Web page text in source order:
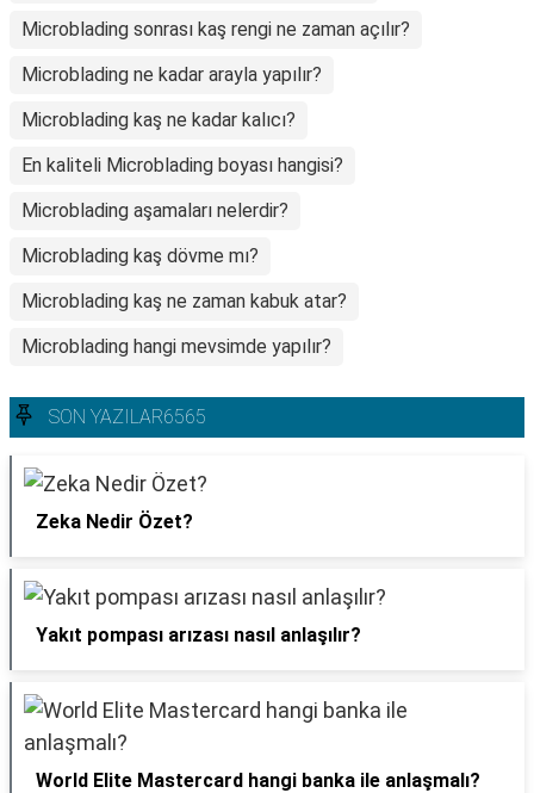
Microblading sonrası kaş rengi ne zaman açılır?
Microblading ne kadar arayla yapılır?
Microblading kaş ne kadar kalıcı?
En kaliteli Microblading boyası hangisi?
Microblading aşamaları nelerdir?
Microblading kaş dövme mı?
Microblading kaş ne zaman kabuk atar?
Microblading hangi mevsimde yapılır?
SON YAZILAR6565
Zeka Nedir Özet?
Yakıt pompası arızası nasıl anlaşılır?
World Elite Mastercard hangi banka ile anlaşmalı?